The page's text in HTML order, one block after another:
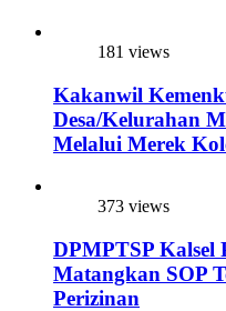
181 views
Kakanwil
Desa/Kelurahan
Melalui Merek
373 views
DPMPTSP Kalsel
Matangkan SOP
Perizinan